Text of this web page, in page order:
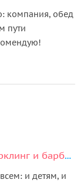
компания, обед
пути
"Волны приключений: рыбалка, снорклинг и барбекю на диком пляже"
и детям, и